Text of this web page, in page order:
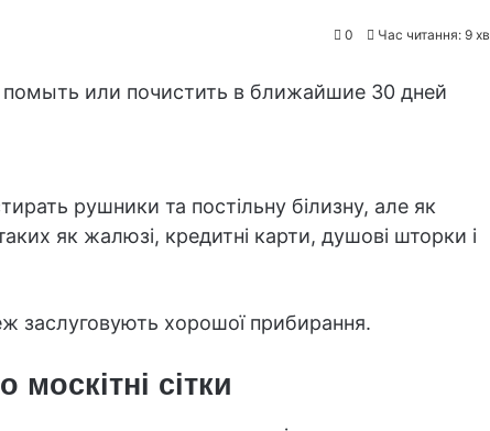
0 Час читання: 9 хв
рушники та постільну білизну, але як
як жалюзі, кредитні карти, душові шторки і
заслуговують хорошої прибирання.
москітні сітки